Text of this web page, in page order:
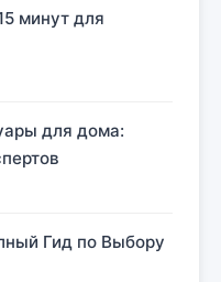
минут для
для дома:
Гид по Выбору